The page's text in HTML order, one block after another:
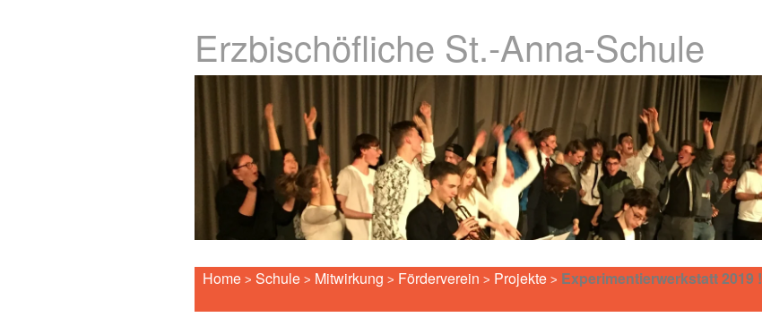
Erzbischöfliche St.-Anna-Schule
Home > Schule > Mitwirkung > Förderverein > Projekte > Experimentierwerkstatt 2019 !